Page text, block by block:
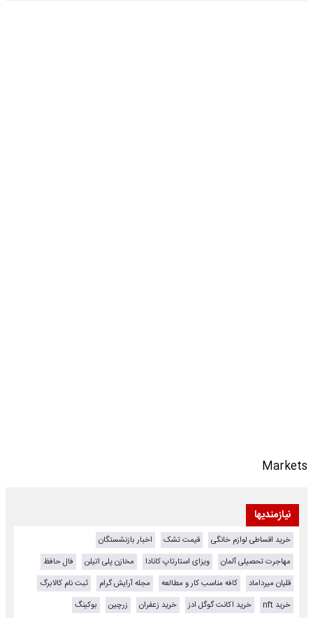
Markets
نیازمندیها
خرید اقساطی لوازم خانگی قیمت تشک
اخبار بازنشستگان
مهاجرت تحصیلی آلمان
ویزای استارتاپ کانادا مخازن پلی اتیلن
فال حافظ
قلیان میرداماد
کافه مناسب کار و مطالعه مجله آرایش گرام
ثبت نام کالابرگ
خرید nft
خرید اکانت گوگل ادز خرید زعفران زرچین بوکینگ